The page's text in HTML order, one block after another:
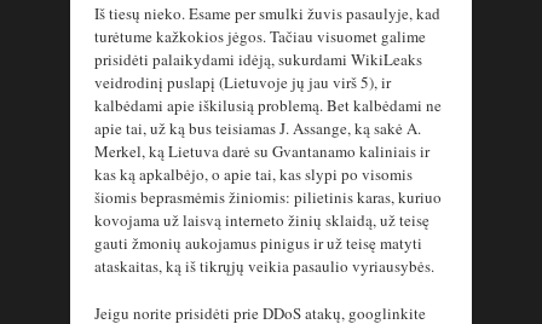
Iš tiesų nieko. Esame per smulki žuvis pasaulyje, kad
turėtume kažkokios jėgos. Tačiau visuomet galime
prisidėti palaikydami idėją, sukurdami WikiLeaks
veidrodinį puslapį (Lietuvoje jų jau virš 5), ir
kalbėdami apie iškilusią problemą. Bet kalbėdami ne
apie tai, už ką bus teisiamas J. Assange, ką sakė A.
Merkel, ką Lietuva darė su Gvantanamo kaliniais ir
kas ką apkalbėjo, o apie tai, kas slypi po visomis
šiomis beprasmėmis žiniomis: pilietinis karas, kuriuo
kovojama už laisvą interneto žinių sklaidą, už teisę
gauti žmonių aukojamus pinigus ir už teisę matyti
ataskaitas, ką iš tikrųjų veikia pasaulio vyriausybės.
Jeigu norite prisidėti prie DDoS atakų, googlinkite